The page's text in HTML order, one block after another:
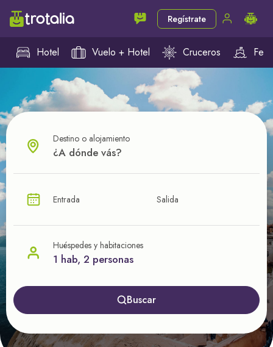
Regístrate
Hotel Vuelo + Hotel Cruceros
¿CUÁL VA A SER TU PRÓXIMO TROTE?
nuestras ofertas
Destino o alojamiento
Entrada Salida
Huéspedes y habitaciones
1 hab, 2 personas
Buscar